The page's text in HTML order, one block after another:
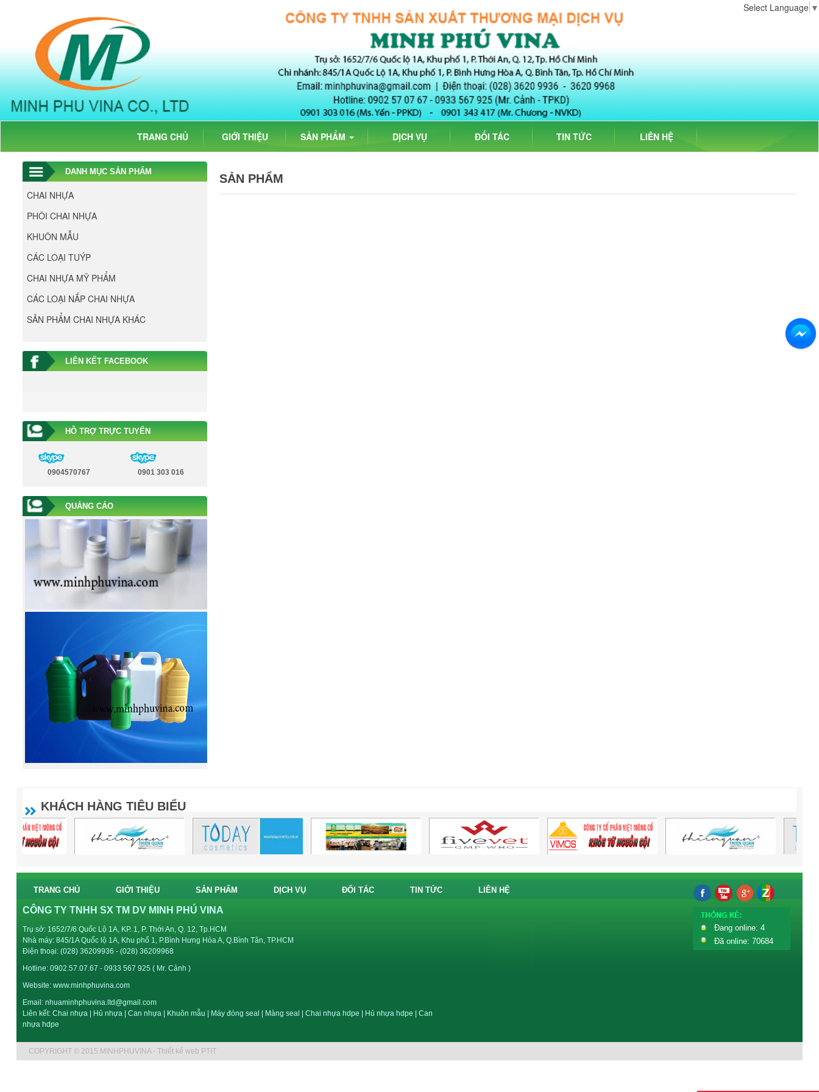
minhphuvina.com
0902 570 767
https://minhphuvina.com/
Select Language ▼
TRANG CHỦ GIỚI THIỆU SẢN PHẨM DỊCH VỤ ĐỐI TÁC TIN TỨC LIÊN HỆ
DANH MỤC SẢN PHẨM
CHAI NHỰA
PHÔI CHAI NHỰA
KHUÔN MẪU
CÁC LOẠI TUÝP
CHAI NHỰA MỸ PHẨM
CÁC LOẠI NẮP CHAI NHỰA
SẢN PHẨM CHAI NHỰA KHÁC
LIÊN KẾT FACEBOOK
HỖ TRỢ TRỰC TUYẾN
0904570767 0901 303 016
QUẢNG CÁO
SẢN PHẨM
KHÁCH HÀNG TIÊU BIỂU
TRANG CHỦ GIỚI THIỆU SẢN PHẨM DỊCH VỤ ĐỐI TÁC TIN TỨC LIÊN HỆ
Đang online: 4
Đã online: 70684
CÔNG TY TNHH SX TM DV MINH PHÚ VINA
Trụ sở: 1652/7/6 Quốc Lộ 1A, KP. 1, P. Thới An, Q. 12, Tp.HCM
Nhà máy: 845/1A Quốc lộ 1A, Khu phố 1, P.Bình Hưng Hòa A, Q.Bình Tân, TP.HCM
Điện thoại: (028) 36209936 - (028) 36209968
Hotline: 0902.57.07.67 - 0933 567 925 ( Mr. Cảnh )
Website: www.minhphuvina.com
Email: nhuaminhphuvina.ltd@gmail.com
Liên kết: Chai nhựa Hủ nhựa Can nhựa Khuôn mẫu Máy đóng seal Màng seal Chai nhựa hdpe Hủ nhựa hdpe
Can
nhựa hdpe
COPYRIGHT © 2015 MINHPHUVINA - Thiết kế web PTIT